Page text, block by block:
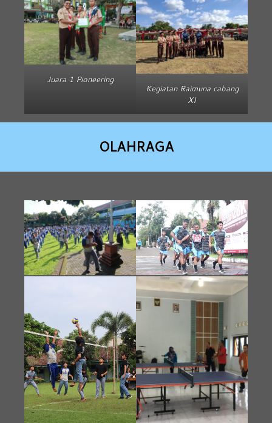
Juara 1 Pioneering
Kegiatan Raimuna cabang
XI
OLAHRAGA